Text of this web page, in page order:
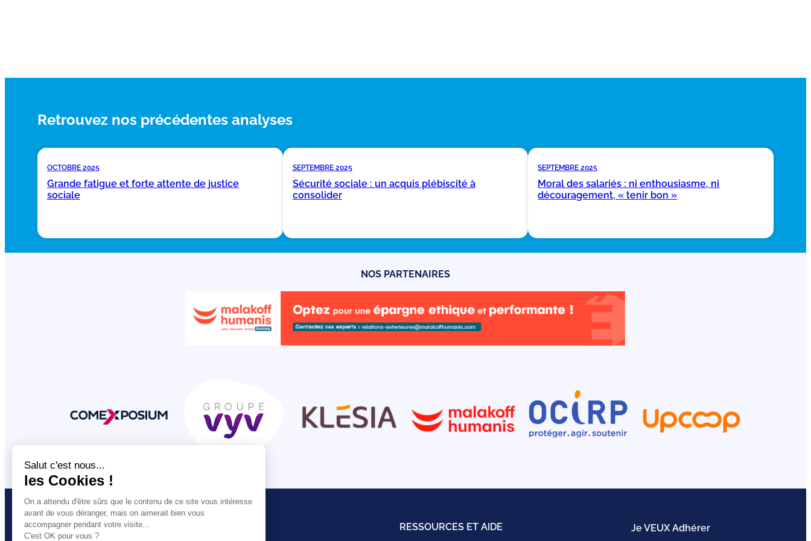
Retrouvez nos précédentes analyses
OCTOBRE 2025
Grande fatigue et forte attente de justice
sociale
SEPTEMBRE 2025
Sécurité sociale : un acquis plébiscité à
consolider
SEPTEMBRE 2025
Moral des salariés : ni enthousiasme, ni
découragement, « tenir bon »
NOS PARTENAIRES
VOUS ETES RESSOURCES ET AIDE Je VEUX Adhérer